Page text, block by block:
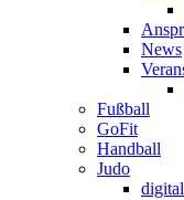
News
Fußball
GoFit
Handball
Judo